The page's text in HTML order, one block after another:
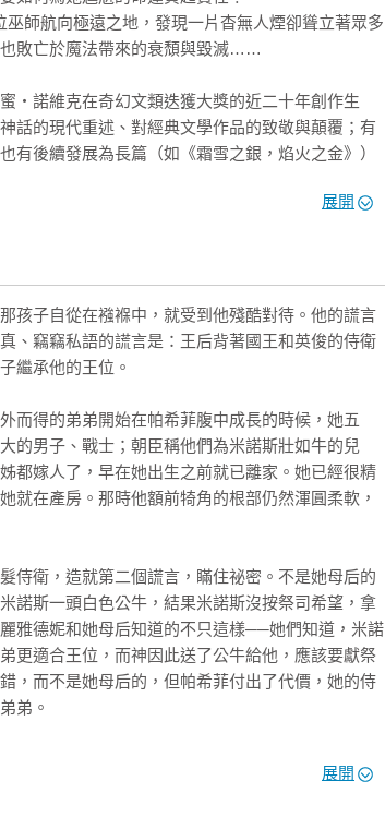
師航向極遠之地，發現一片杳無人煙卻聳立著眾多
敗亡於魔法帶來的衰頹與毀滅……
‧諾維克在奇幻文類迭獲大獎的近二十年創作生
話的現代重述、對經典文學作品的致敬與顛覆；有
有後續發展為長篇（如《霜雪之銀，焰火之金》）
育了龍蛋、〈宵禁時刻〉有一對吵架的魔法學院宿
的仙子、〈埋藏的迷宮〉裡有暗中利用神蹟反抗殘
架構下，有的則展現了豐富多樣的靈感取材來源
的詮釋角度。
〈點銀成金〉的雪國，不論是勇往直前或徬徨迷
跡寫下的篇章是給大人的另類童話、是女性突破傳
想像與創作本身的深沉寓言。
。我之所以喜歡奇幻，是因為我能全權控制舞臺，
介意和我一起踏上探索的旅程，只是如果路徑迂
展開
孩子自從在襁褓中，就受到他殘酷對待。他的謊言
、竊竊私語的謊言是：王后背著國王和英俊的侍衛
繼承他的王位。
而得的弟弟開始在帕希菲腹中成長的時候，她五
的男子、戰士；朝臣稱他們為米諾斯壯如牛的兒
都嫁人了，早在她出生之前就已離家。她已經很精
就在產房。那時他額前犄角的根部仍然渾圓柔軟，
侍衛，造就第二個謊言，瞞住祕密。不是她母后的
諾斯一頭白色公牛，結果米諾斯沒按祭司希望，拿
雅德妮和她母后知道的不只這樣──她們知道，米諾
更適合王位，而神因此送了公牛給他，應該要獻祭
，而不是她母后的，但帕希菲付出了代價，她的侍
弟。
面，但沒有用──他已經比她高了一呎，寬大柔軟的
展開